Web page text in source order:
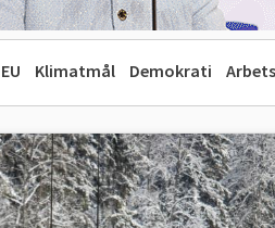
Klimatmål Demokrati